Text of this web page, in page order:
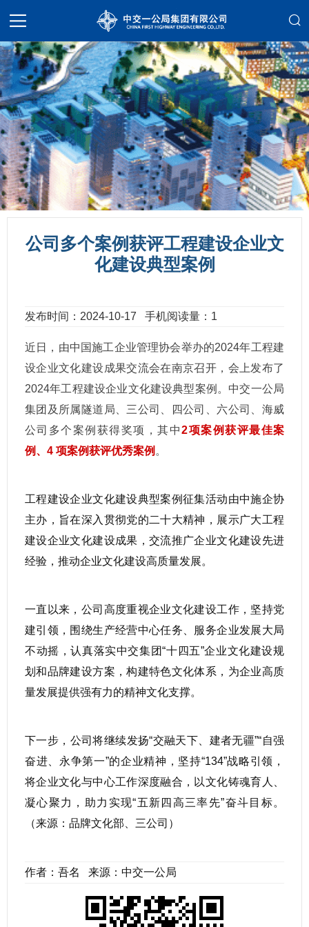
公司多个案例获评工程建设企业文
化建设典型案例
发布时间：2024-10-17 手机阅读量：1
近日，由中国施工企业管理协会举办的2024年工程建
设企业文化建设成果交流会在南京召开，会上发布了
2024年工程建设企业文化建设典型案例。中交一公局
集团及所属隧道局、三公司、四公司、六公司、海威
公司多个案例获得奖项，其中2项案例获评最佳案
例 、4 项案例获评优秀案例 。
工程建设企业文化建设典型案例征集活动由中施企协
主办，旨在深入贯彻党的二十大精神，展示广大工程
建设企业文化建设成果，交流推广企业文化建设先进
经验，推动企业文化建设高质量发展。
一直以来，公司高度重视企业文化建设工作，坚持党
建引领，围绕生产经营中心任务、服务企业发展大局
不动摇，认真落实中交集团“十四五”企业文化建设规
划和品牌建设方案，构建特色文化体系，为企业高质
量发展提供强有力的精神文化支撑。
下一步，公司将继续发扬“交融天下、建者无疆”“自强
奋进、永争第一”的企业精神，坚持“134”战略引领，
将企业文化与中心工作深度融合，以文化铸魂育人、
凝心聚力，助力实现“五新四高三率先”奋斗目标。
（来源：品牌文化部、三公司）
作者：吾名 来源：中交一公局